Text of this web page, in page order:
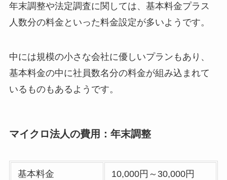
年末調整や法定調査に関しては、基本料金プラス
人数分の料金といった料金設定が多いようです。
中には規模の小さな会社に優しいプランもあり、
基本料金の中に社員数名分の料金が組み込まれて
いるものもあるようです。
マイクロ法人の費用：年末調整
基本料金 10,000円～30,000円